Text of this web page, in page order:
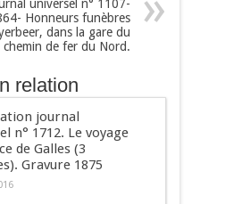
universel n° 1107-
Honneurs funèbres
dans la gare du
chemin de fer du Nord.
relation
journal
n° 1712. Le voyage
de Galles (3
Gravure 1875